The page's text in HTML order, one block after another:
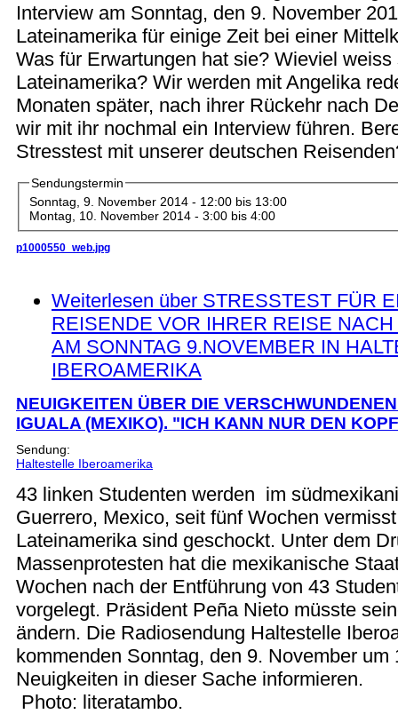
Interview am Sonntag, den 9. November
Lateinamerika für einige Zeit bei einer
Was für Erwartungen hat sie? Wieviel weiss
Lateinamerika? Wir werden mit Angelika
Monaten später, nach ihrer Rückehr nach
wir mit ihr nochmal ein Interview führen.
Stresstest mit unserer deutschen
Sendungstermin
Sonntag, 9. November 2014 - 12:00bis 13:00
Montag, 10. November 2014 - 3:00bis 4:00
p1000550_web.jpg
Weiterlesen über STRESSTEST FÜR
REISENDE VOR IHRER REISE
AM SONNTAG 9.NOVEMBER IN
IBEROAMERIKA
NEUIGKEITEN ÜBER DIE
IGUALA (MEXIKO). "ICH KANN NUR DEN
Sendung:
Haltestelle Iberoamerika
43 linken Studenten werden im
Guerrero, Mexico, seit fünf Wochen
Lateinamerika sind geschockt. Unter dem
Massenprotesten hat die mexikanische
Wochen nach der Entführung von 43
vorgelegt. Präsident Peña Nieto müsste
ändern. Die Radiosendung Haltestelle
kommenden Sonntag, den 9. November um
Neuigkeiten in dieser Sache informieren.
Photo: literatambo.